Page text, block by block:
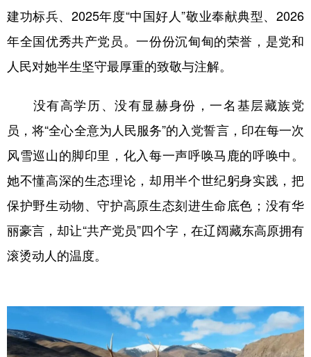
建功标兵、2025年度“中国好人”敬业奉献典型、2026
年全国优秀共产党员。一份份沉甸甸的荣誉，是党和
人民对她半生坚守最厚重的致敬与注解。
没有高学历、没有显赫身份，一名基层藏族党
员，将“全心全意为人民服务”的入党誓言，印在每一次
风雪巡山的脚印里，化入每一声呼唤马鹿的呼唤中。
她不懂高深的生态理论，却用半个世纪躬身实践，把
保护野生动物、守护高原生态刻进生命底色；没有华
丽豪言，却让“共产党员”四个字，在辽阔藏东高原拥有
滚烫动人的温度。